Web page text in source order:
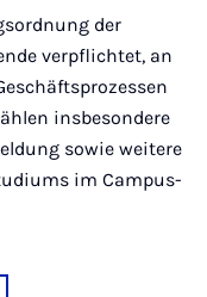
der
verpflichtet, an
insbesondere
sowie weitere
im Campus-